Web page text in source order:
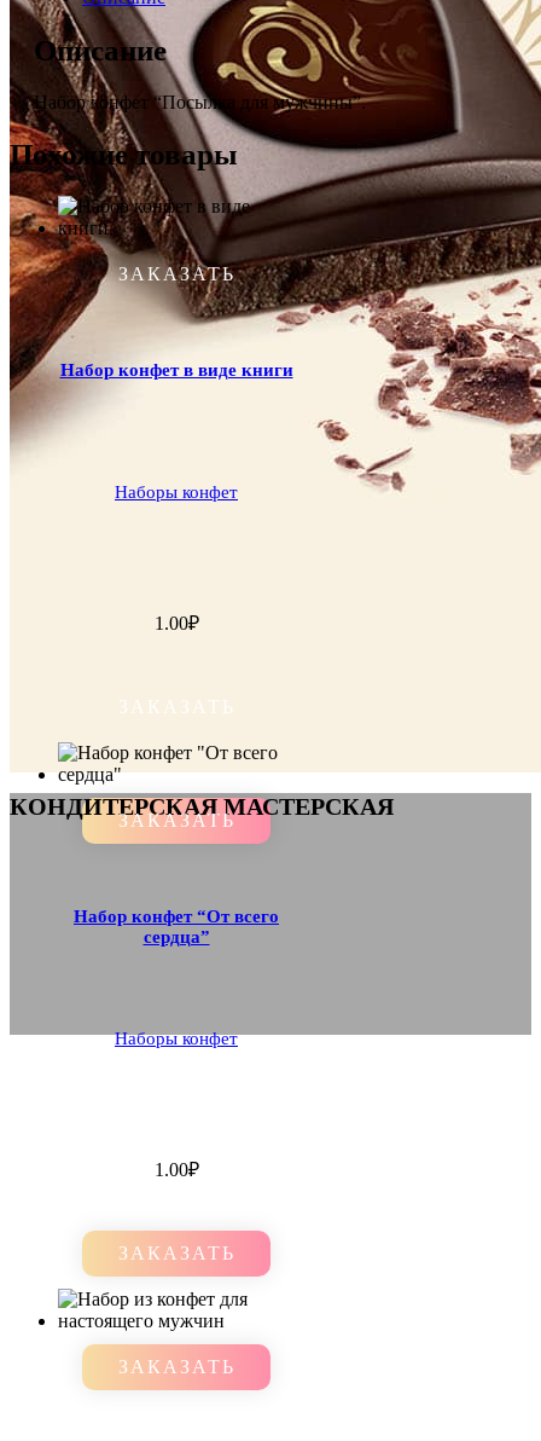
КОНДИТЕРСКАЯ МАСТЕРСКАЯ
Описание
Набор конфет “Посылка для мужчины”.
Похожие товары
ЗАКАЗАТЬ
Набор конфет в виде книги
Наборы конфет
1.00₽
ЗАКАЗАТЬ
ЗАКАЗАТЬ
Набор конфет “От всего
сердца”
Наборы конфет
1.00₽
ЗАКАЗАТЬ
ЗАКАЗАТЬ